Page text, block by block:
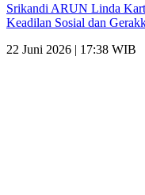
Srikandi ARUN Linda
Keadilan Sosial dan
22 Juni 2026 | 17:38 WIB